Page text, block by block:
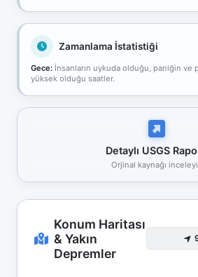
Zamanlama İstatistiği
Gece: İnsanların uykuda olduğu, paniğin ve
yüksek olduğu saatler.
Detaylı USGS
Orjinal kaynağı
Konum Haritası
& Yakın
Depremler